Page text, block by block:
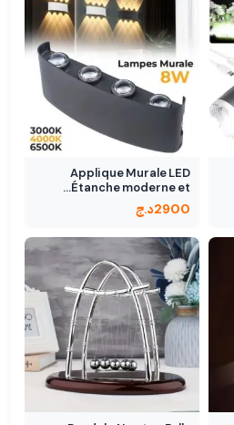
Applique Murale LED
Étanche moderne et…
2900د.ج